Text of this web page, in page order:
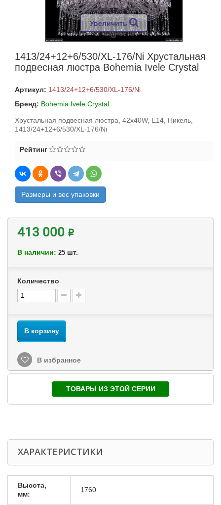
Увеличить
1413/24+12+6/530/XL-176/Ni Хрустальная
подвесная люстра Bohemia Ivele Crystal
Артикул: 1413/24+12+6/530/XL-176/Ni
Бренд: Bohemia Ivele Crystal
Хрустальная подвесная люстра, 42x40W, E14, Никель,
1413/24+12+6/530/XL-176/Ni
Рейтинг
Размеры и вес упаковки
413 000 ₽
В наличии: 25 шт.
Количество
В корзину
В избранное
ТОВАРЫ ИЗ ЭТОЙ СЕРИИ
ХАРАКТЕРИСТИКИ
Высота,
мм:
1760